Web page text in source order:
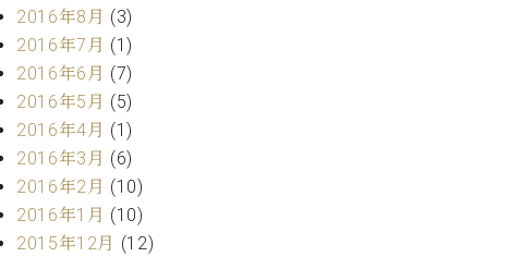
2016年8月 (3)
2016年7月 (1)
2016年6月 (7)
2016年5月 (5)
2016年4月 (1)
2016年3月 (6)
2016年2月 (10)
2016年1月 (10)
2015年12月 (12)